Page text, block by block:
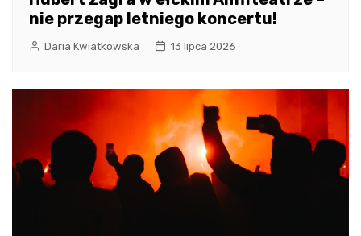
nie przegap letniego koncertu!
Daria Kwiatkowska 13 lipca 2026